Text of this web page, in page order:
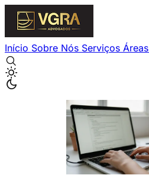
Início Sobre Nós Serviços Áreas